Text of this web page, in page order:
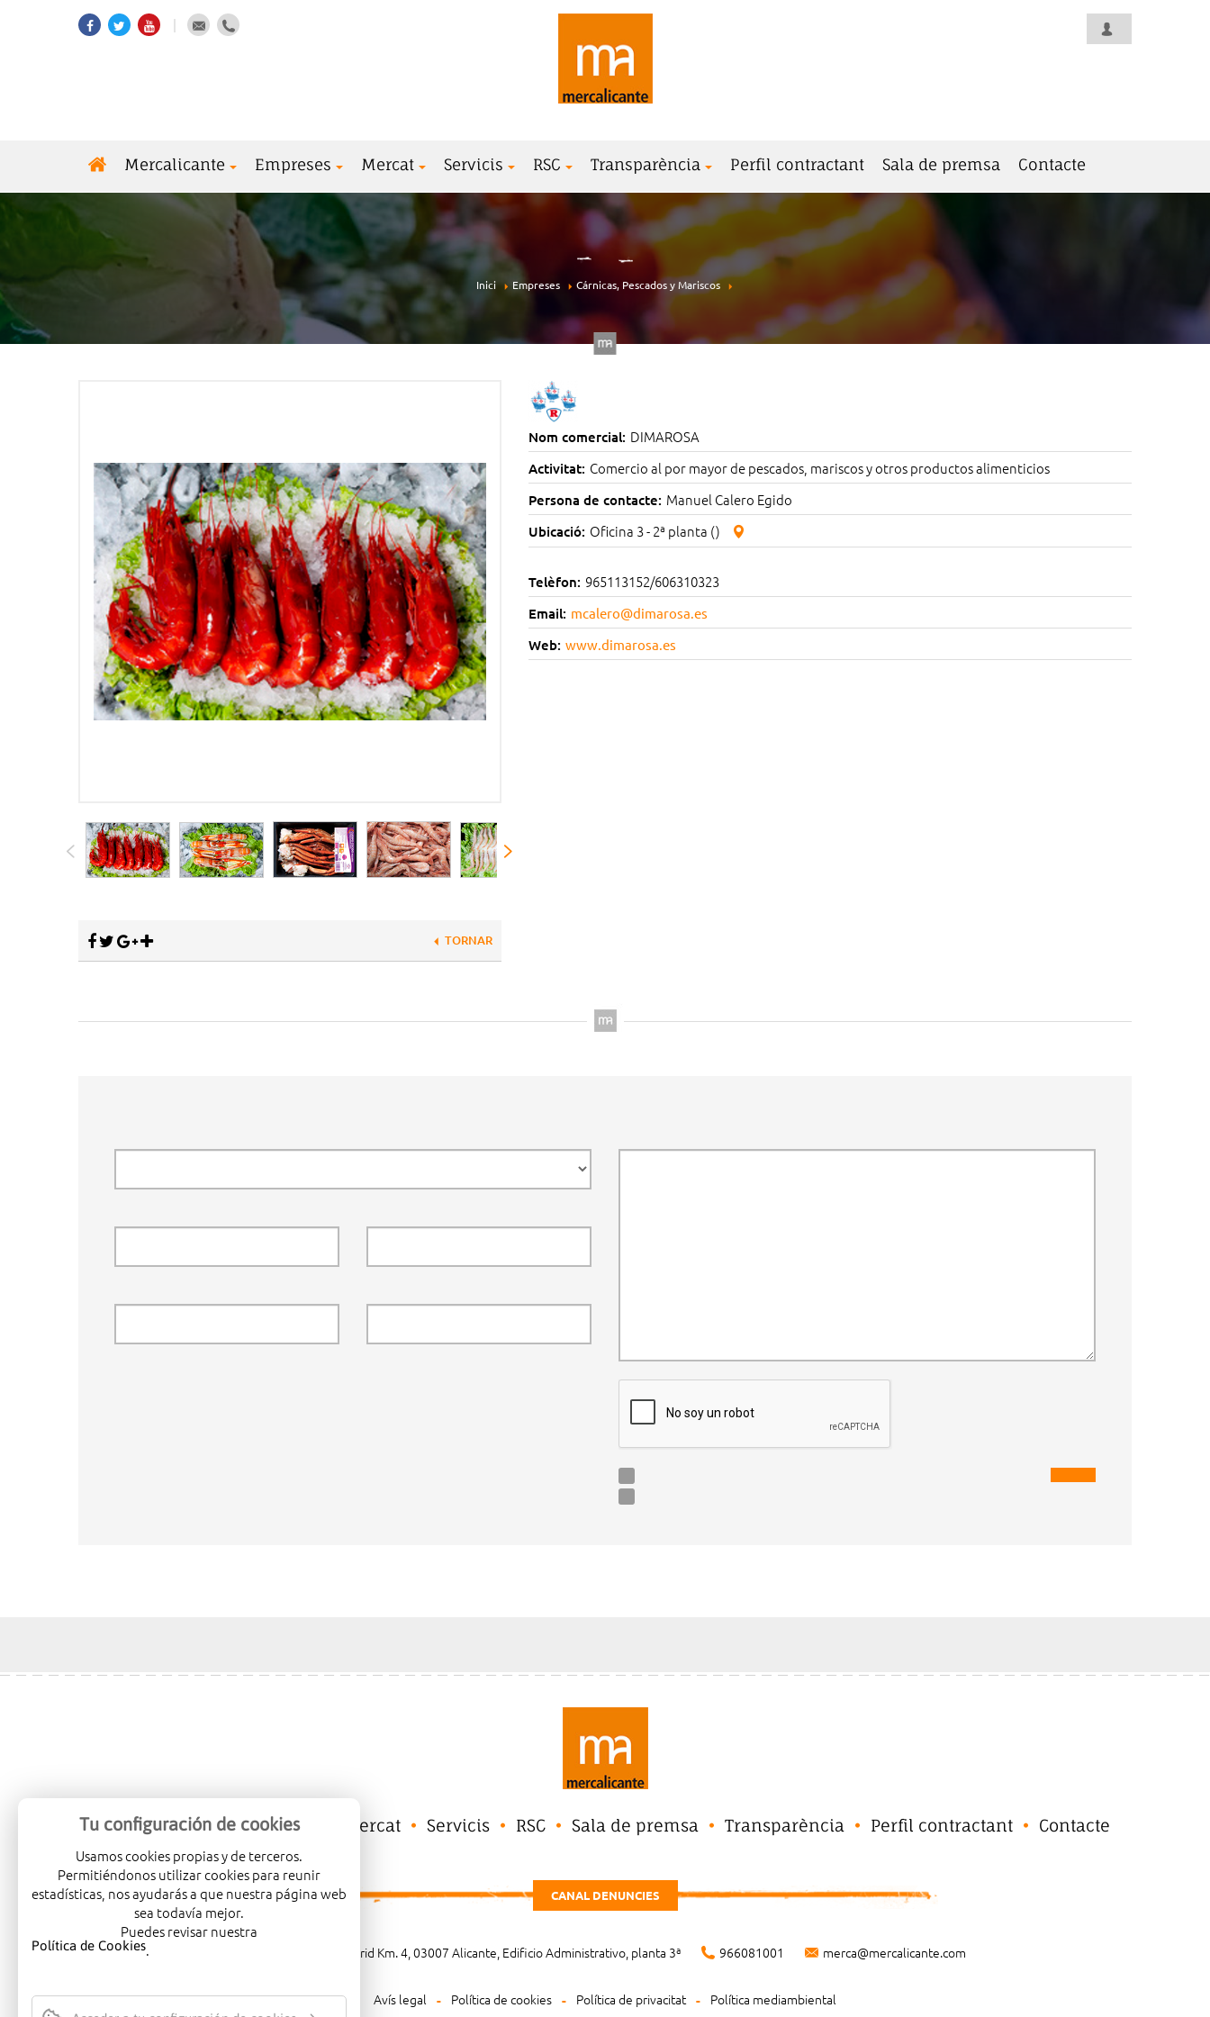
Mercalicante Empreses Mercat Servicis RSC Transparència Perfil contractant Sala de premsa Contacte
Inici Empreses Cárnicas, Pescados y Mariscos
TORNAR
Nom comercial: DIMAROSA
Activitat: Comercio al por mayor de pescados, mariscos y otros productos alimenticios
Persona de contacte: Manuel Calero Egido
Ubicació: Oficina 3 - 2ª planta ()
Telèfon: 965113152/606310323
Email: mcalero@dimarosa.es
Web: www.dimarosa.es
Mercalicante Empreses Mercat Servicis RSC Sala de premsa Transparència Perfil contractant Contacte
CANAL DENUNCIES
Carretera de Madrid Km. 4, 03007 Alicante, Edificio Administrativo, planta 3ª 966081001 merca@mercalicante.com
Avís legal Política de cookies Política de privacitat Política mediambiental
Tu configuración de cookies
Usamos cookies propias y de terceros.
Permitiéndonos utilizar cookies para reunir
estadísticas, nos ayudarás a que nuestra página web
sea todavía mejor.
Puedes revisar nuestra
Política de Cookies.